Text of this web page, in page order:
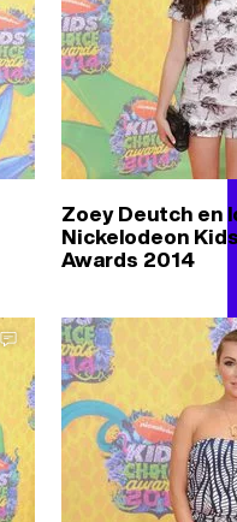
Zoey Deutch en
Nickelodeon
Awards 2014